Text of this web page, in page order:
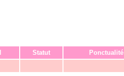
Statut
Ponctualité